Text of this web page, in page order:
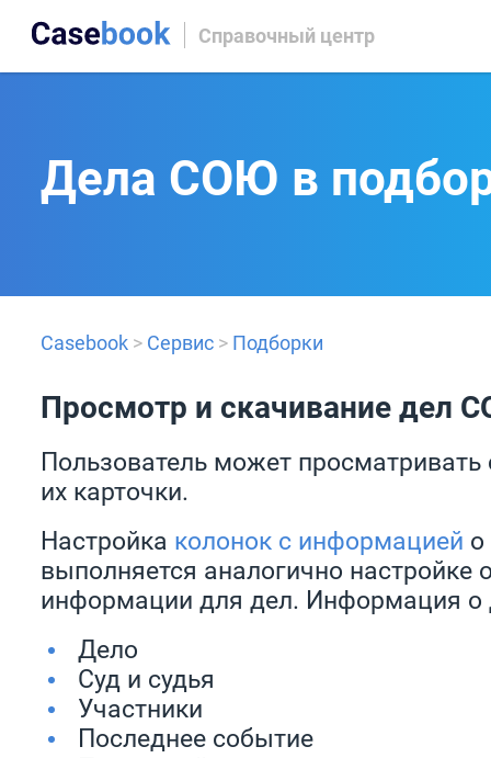
Справочный центр
Дела СОЮ в
Casebook > Сервис > Подборки
Просмотр и скачивание дел
Пользователь может
их карточки.
Настройка колонок с информацией
выполняется аналогично настройке
информации для дел. Информация
Дело
Суд и судья
Участники
Последнее событие